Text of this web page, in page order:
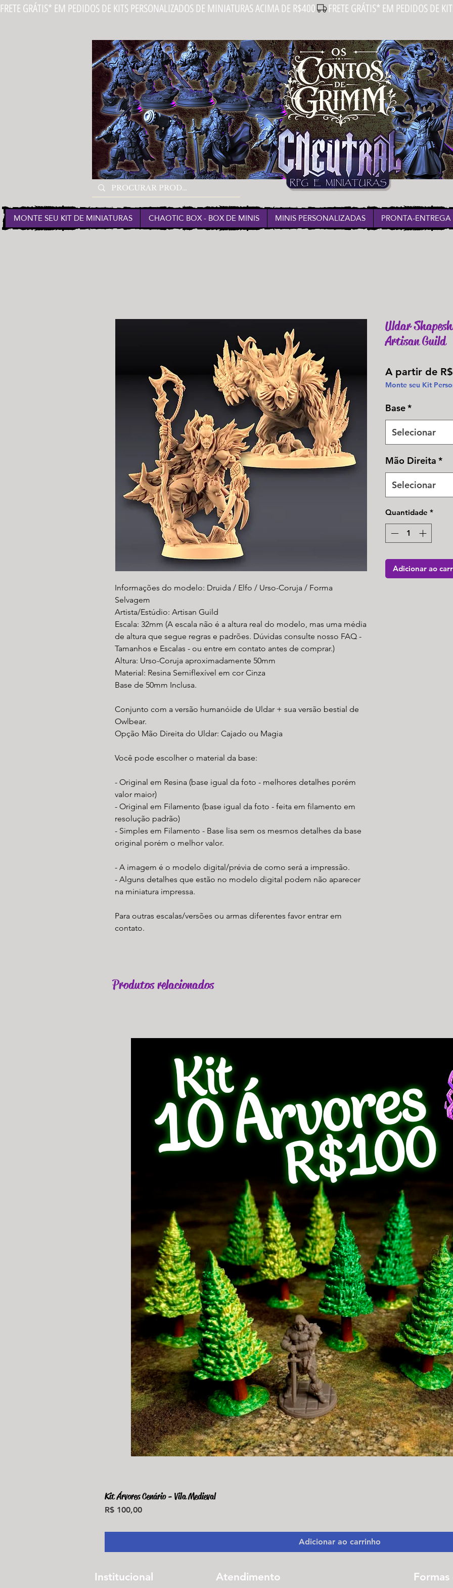
FRETE GRÁTIS* EM PEDIDOS DE KITS PERSONALIZADOS DE MINIATURAS ACIMA DE R$400
MONTE SEU KIT DE MINIATURAS CHAOTIC BOX - BOX DE MINIS MINIS PERSONALIZADAS PRONTA-ENTREGA
Informações do modelo: Druida / Elfo / Urso-Coruja / Forma
Selvagem
Artista/Estúdio: Artisan Guild
Escala: 32mm (A escala não é a altura real do modelo, mas uma média
de altura que segue regras e padrões. Dúvidas consulte nosso FAQ -
Tamanhos e Escalas - ou entre em contato antes de comprar.)
Altura: Urso-Coruja aproximadamente 50mm
Material: Resina Semiflexível em cor Cinza
Base de 50mm Inclusa.
Conjunto com a versão humanóide de Uldar + sua versão bestial de
Owlbear.
Opção Mão Direita do Uldar: Cajado ou Magia
Você pode escolher o material da base:
- Original em Resina (base igual da foto - melhores detalhes porém
valor maior)
- Original em Filamento (base igual da foto - feita em filamento em
resolução padrão)
- Simples em Filamento - Base lisa sem os mesmos detalhes da base
original porém o melhor valor.
- A imagem é o modelo digital/prévia de como será a impressão.
- Alguns detalhes que estão no modelo digital podem não aparecer
na miniatura impressa.
Para outras escalas/versões ou armas diferentes favor entrar em
contato.
Uldar
Artisan Guild
A partir de
Monte seu Kit
Base*
Selecionar
Mão Direita *
Selecionar
Quantidade *
Adicionar ao
Produtos relacionados
Kit Árvores Cenário - Vila Medieval
Preço
R$ 100,00
Adicionar ao carrinho
Institucional Atendimento